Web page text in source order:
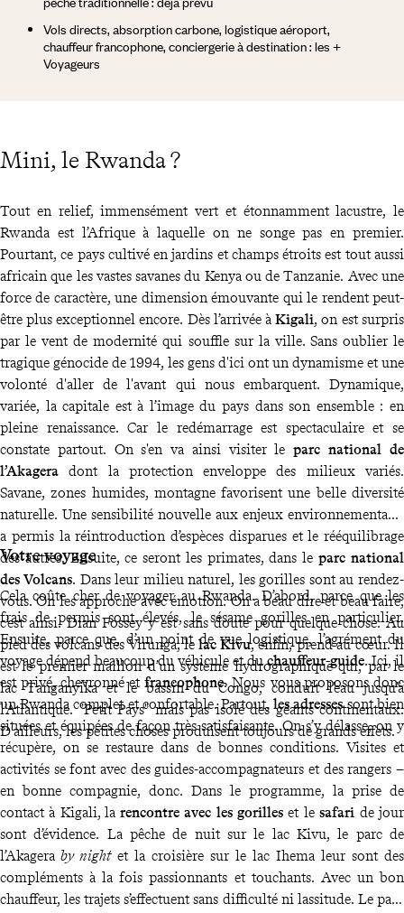
Mini, le Rwanda ?
Vols directs, absorption carbone, logistique aéroport,
chauffeur francophone, conciergerie à destination : les +
Voyageurs
Tout en relief, immensément vert et étonnamment lacustre, le
Rwanda est l’Afrique à laquelle on ne songe pas en premier.
Pourtant, ce pays cultivé en jardins et champs étroits est tout aussi
africain que les vastes savanes du Kenya ou de Tanzanie. Avec une
force de caractère, une dimension émouvante qui le rendent peut-
être plus exceptionnel encore. Dès l’arrivée à Kigali, on est surpris
par le vent de modernité qui souffle sur la ville. Sans oublier le
tragique génocide de 1994, les gens d'ici ont un dynamisme et une
volonté d'aller de l'avant qui nous embarquent. Dynamique,
variée, la capitale est à l’image du pays dans son ensemble : en
pleine renaissance. Car le redémarrage est spectaculaire et se
constate partout. On s'en va ainsi visiter le parc national de
l’Akagera dont la protection enveloppe des milieux variés.
Savane, zones humides, montagne favorisent une belle diversité
naturelle. Une sensibilité nouvelle aux enjeux environnementaux
a permis la réintroduction d’espèces disparues et le rééquilibrage
des autres. Ensuite, ce seront les primates, dans le parc national
des Volcans. Dans leur milieu naturel, les gorilles sont au rendez-
vous. On les approche avec émotion. On a beau dire et beau faire,
c’est ainsi. Dian Fossey y est sans doute pour quelque chose. Au
pied des volcans des Virunga, le lac Kivu, enfin, prend au cœur. Il
est le premier maillon d’un système hydrographique qui, par le
lac Tanganyika et le bassin du Congo, conduit l’eau jusqu’à
l’Atlantique. "Petit Pays" mais pas isolé des géants continentaux.
D'ailleurs, les petites choses produisent toujours de grands effets.
Votre voyage
Cela coûte cher de voyager au Rwanda. D’abord, parce que les
frais de permis sont élevés, le sésame gorilles en particulier.
Ensuite, parce que, d’un point de vue logistique, l’agrément du
voyage dépend beaucoup du véhicule et duchauffeur-guide. Ici, il
est privé, chevronné et francophone. Nous vous proposons donc
un Rwanda complet et confortable. Partout, les adressessont bien
situées et équipées de façon très satisfaisante. On s’y délasse, on y
récupère, on se restaure dans de bonnes conditions. Visites et
activités se font avec des guides-accompagnateurs et des rangers –
en bonne compagnie, donc. Dans le programme, la prise de
contact à Kigali, la rencontre avec les gorilles et le safari de jour
sont d’évidence. La pêche de nuit sur le lac Kivu, le parc de
l’Akagera by nightet la croisière sur le lac Ihema leur sont des
compléments à la fois passionnants et touchants. Avec un bon
chauffeur, les trajets s’effectuent sans difficulté ni lassitude. Le pays